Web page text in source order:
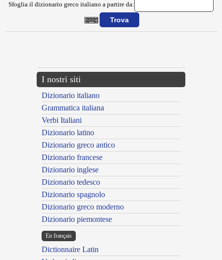
Sfoglia il dizionario greco italiano a partire da:
I nostri siti
Dizionario italiano
Grammatica italiana
Verbi Italiani
Dizionario latino
Dizionario greco antico
Dizionario francese
Dizionario inglese
Dizionario tedesco
Dizionario spagnolo
Dizionario greco moderno
Dizionario piemontese
En français
Dictionnaire Latin